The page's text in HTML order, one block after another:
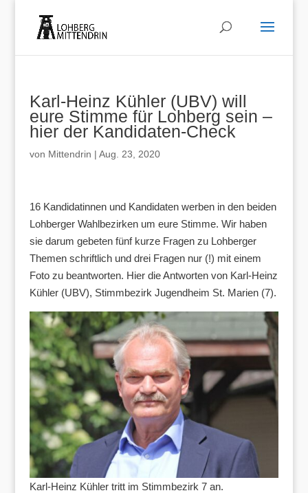
Karl-Heinz Kühler (UBV) will
eure Stimme für Lohberg sein –
hier der Kandidaten-Check
von Mittendrin | Aug. 23, 2020
16 Kandidatinnen und Kandidaten werben in den beiden
Lohberger Wahlbezirken um eure Stimme. Wir haben
sie darum gebeten fünf kurze Fragen zu Lohberger
Themen schriftlich und drei Fragen nur (!) mit einem
Foto zu beantworten. Hier die Antworten von Karl-Heinz
Kühler (UBV), Stimmbezirk Jugendheim St. Marien (7).
Karl-Heinz Kühler tritt im Stimmbezirk 7 an.